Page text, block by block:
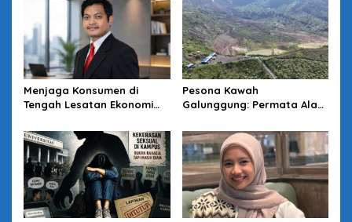
Menjaga Konsumen di
Tengah Lesatan Ekonomi
Pesona Kawah
Galunggung: Permata Alam
Sentuhan Tata Kelola